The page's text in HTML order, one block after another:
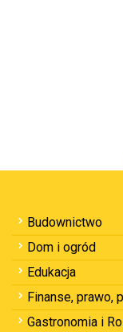
Budownictwo
Dom i ogród
Edukacja
Finanse, prawo,
Gastronomia i